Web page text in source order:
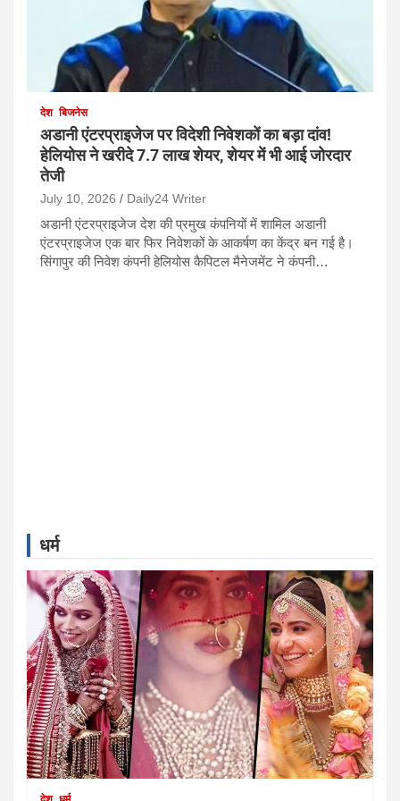
देश बिजनेस
अडानी एंटरप्राइजेज पर विदेशी निवेशकों का बड़ा दांव!
हेलियोस ने खरीदे 7.7 लाख शेयर, शेयर में भी आई जोरदार
तेजी
July 10, 2026 Daily24 Writer
अडानी एंटरप्राइजेज देश की प्रमुख कंपनियों में शामिल अडानी
एंटरप्राइजेज एक बार फिर निवेशकों के आकर्षण का केंद्र बन गई है।
सिंगापुर की निवेश कंपनी हेलियोस कैपिटल मैनेजमेंट ने कंपनी…
देश बिजनेस
सोने और चांदी की कीमतों में फिर से आई
गिरावट, जानिए आज के लेटेस्ट रेट्स
July 10, 2026 Daily24 Writer
धर्म